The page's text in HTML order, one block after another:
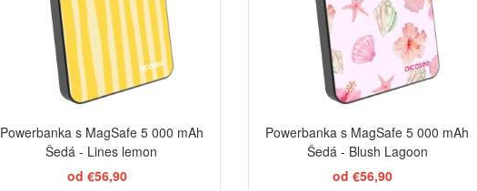
Powerbanka s MagSafe 5 000 mAh
Šedá - Lines lemon
od €56,90
Powerbanka s MagSafe 5 000 mAh
Šedá - Blush Lagoon
od €56,90